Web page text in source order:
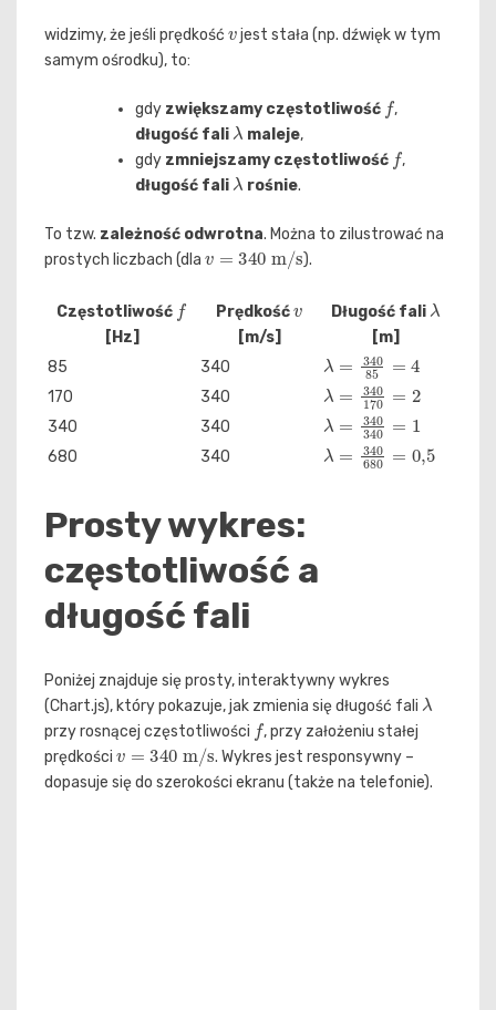
widzimy, że jeśli prędkość
jest stała (np. dźwięk w tym
samym ośrodku), to:
gdy zwiększamy częstotliwość
f
,
długość fali
λ
maleje,
gdy zmniejszamy częstotliwość
f
,
długość fali
λ
rośnie.
To tzw. zależność odwrotna. Można to zilustrować na
prostych liczbach (dla
340 m/s
).
Częstotliwość
f
[Hz]
Prędkość
[m/s]
Długość fali
λ
[m]
85
340
λ 34085 4
170 340
λ 340170 =2
340 340
λ 340340 =
680 340
λ 340680 = 0
Prosty wykres:
częstotliwość a
długość fali
Poniżej znajduje się prosty, interaktywny wykres
(Chart.js), który pokazuje, jak zmienia się długość fali
λ
przy rosnącej częstotliwości
f
, przy założeniu stałej
prędkości
v 340 m/s
. Wykres jest responsywny –
dopasuje się do szerokości ekranu (także na telefonie).